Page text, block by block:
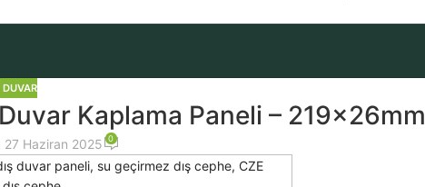
Kaplama Paneli – 219x26mm
27 Haziran 2025 0